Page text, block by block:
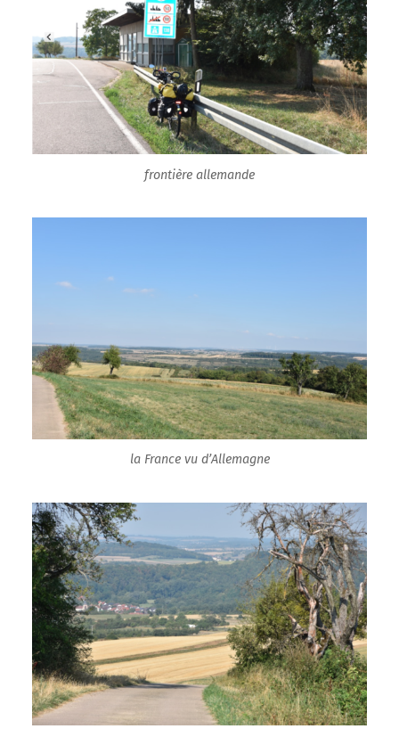
frontière allemande
la France vu d’Allemagne